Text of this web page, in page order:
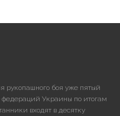
рукопашного боя уже пятый
федераций Украины по итогам
входят в десятку